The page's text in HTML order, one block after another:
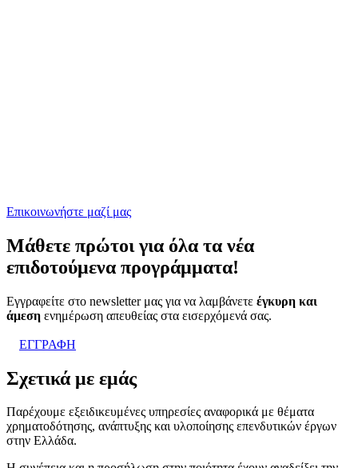
Επικοινωνήστε μαζί μας
Μάθετε πρώτοιγια όλα τα νέα
επιδοτούμενα προγράμματα!
Εγγραφείτε στο newsletter μας για να λαμβάνετε έγκυρη και
άμεση ενημέρωση απευθείας στα εισερχόμενά σας.
ΕΓΓΡΑΦΗ
Σχετικά με εμάς
Παρέχουμε εξειδικευμένες υπηρεσίες αναφορικά με θέματα
χρηματοδότησης, ανάπτυξης και υλοποίησης επενδυτικών έργων
στην Ελλάδα.